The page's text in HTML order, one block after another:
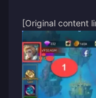
[Original content